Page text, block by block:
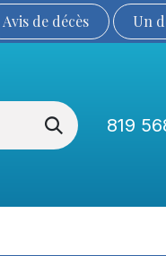
Avis de décès Un
819